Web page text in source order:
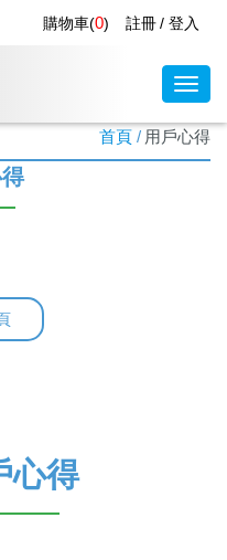
註冊 登入
購物車(0)
首頁 用戶心得
心得